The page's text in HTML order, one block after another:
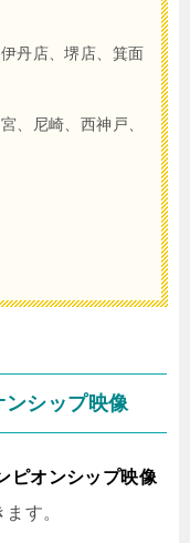
丹店、堺店、箕面
、尼崎、西神戸、
シップ映像
ピオンシップ映像
す。